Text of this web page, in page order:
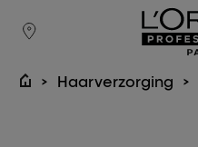
Haarverzorging